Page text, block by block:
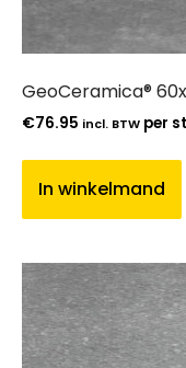
GeoCeramica®
€76.95 incl. BTW per
In winkelmand